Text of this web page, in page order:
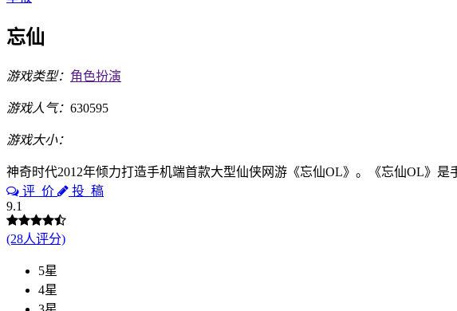
忘仙
游戏类型： 角色扮演
游戏人气： 630595
游戏大小：
神奇时代2012年倾力打造手机端首款大型仙侠网游《忘仙OL》。《忘仙OL》
评 价
投 稿
9.1
(28人评分)
5星
4星